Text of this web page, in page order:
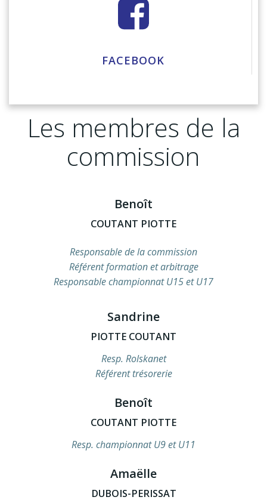
FACEBOOK
Les membres de la
commission
Benoît
COUTANT PIOTTE
Responsable de la commission
Référent formation et arbitrage
Responsable championnat U15 et U17
Sandrine
PIOTTE COUTANT
Resp. Rolskanet
Référent trésorerie
Benoît
COUTANT PIOTTE
Resp. championnat U9 et U11
Amaëlle
DUBOIS-PERISSAT